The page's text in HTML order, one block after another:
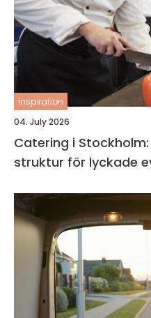
inspiration
04. July 2026
Catering i
struktur för lyckade